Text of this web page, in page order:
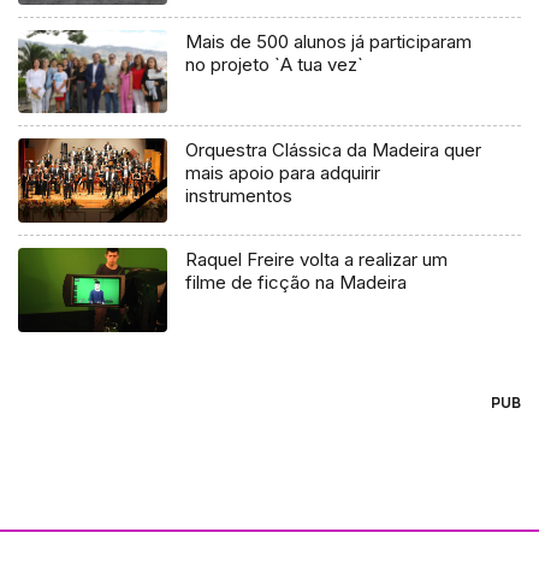
Mais de 500 alunos já participaram
no projeto `A tua vez`
Orquestra Clássica da Madeira quer
mais apoio para adquirir
instrumentos
Raquel Freire volta a realizar um
filme de ficção na Madeira
PUB